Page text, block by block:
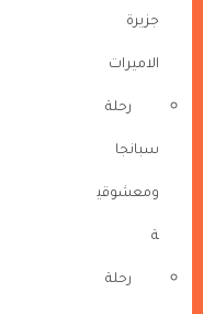
جزيرة
الاميرات
رحلة
سبانجا
ومعشوقي
ة
رحلة